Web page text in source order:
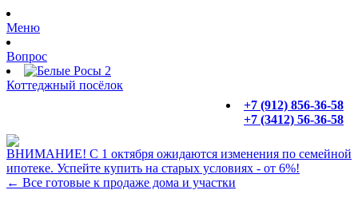
Меню
Вопрос
Коттеджный посёлок
+7 (912) 856-36-58
+7 (3412) 56-36-58
ВНИМАНИЕ! С 1 октября ожидаются изменения по семейной
ипотеке. Успейте купить на старых условиях - от 6%!
← Все готовые к продаже дома и участки